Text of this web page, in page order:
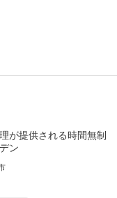
が提供される時間無制
ン